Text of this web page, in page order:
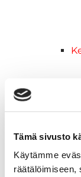
Tämä sivusto
Käytämme
räätälöimiseen,